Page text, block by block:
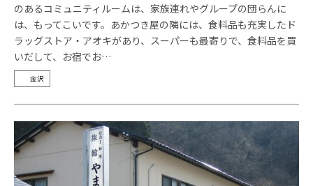
のあるコミュニティルームは、家族連れやグループの団らんに
は、もってこいです。あかつき屋の隣には、食料品も充実したド
ラッグストア・アオキがあり、スーパーも最寄りで、食料品を買
いだして、お宿でお…
金沢